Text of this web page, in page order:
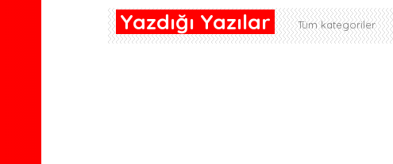
Yazdığı Yazılar Tüm kategoriler